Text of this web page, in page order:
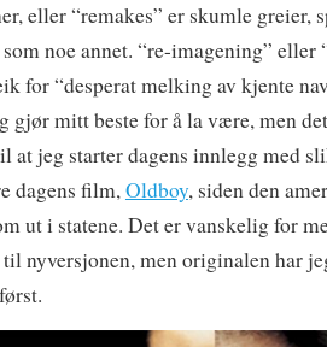
eller “remakes” er skumle greier,
noe annet. “re-imagening” eller
for “desperat melking av kjente
gjør mitt beste for å la være, men
at jeg starter dagens innlegg med
dagens film,Oldboy, siden den
ut i statene. Det er vanskelig for
nyversjonen, men originalen har